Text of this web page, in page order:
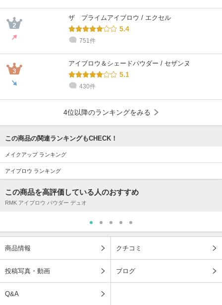
ザ プライムアイブロウ / エクセル
5.4
751件
アイブロウ＆シェードパウダー / セザンヌ
5.1
430件
4位以降のランキングをみる
この商品の関連ランキングもCHECK！
メイクアップ ランキング
アイブロウ ランキング
この商品を高評価している人のおすすめ
RMK アイブロウ パウダー デュオ
商品情報 クチコミ
投稿写真・動画 ブログ
Q&A